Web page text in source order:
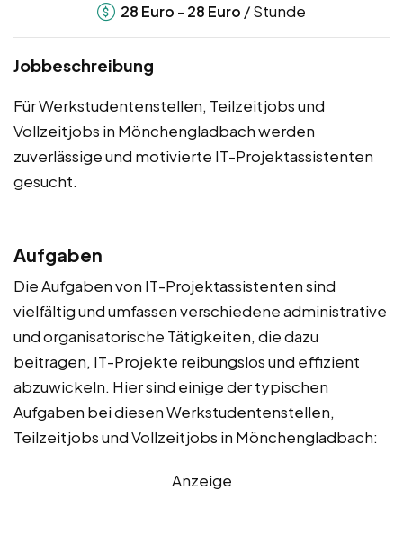
28 Euro - 28 Euro / Stunde
Jobbeschreibung
Für Werkstudentenstellen, Teilzeitjobs und
Vollzeitjobs in Mönchengladbach werden
zuverlässige und motivierte IT-Projektassistenten
gesucht.
Aufgaben
Die Aufgaben von IT-Projektassistenten sind
vielfältig und umfassen verschiedene administrative
und organisatorische Tätigkeiten, die dazu
beitragen, IT-Projekte reibungslos und effizient
abzuwickeln. Hier sind einige der typischen
Aufgaben bei diesen Werkstudentenstellen,
Teilzeitjobs und Vollzeitjobs in Mönchengladbach:
Anzeige